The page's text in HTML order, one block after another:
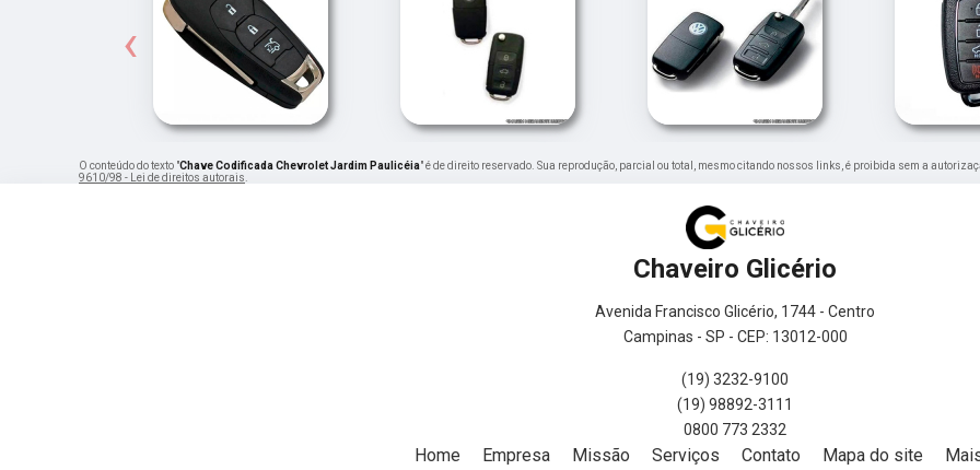
‹
O conteúdo do texto "Chave Codificada Chevrolet Jardim Paulicéia" é de direito reservado. Sua reprodução, parcial ou total, mesmo citando nossos links, é proibida sem a
9610/98 - Lei de direitos autorais.
Chaveiro Glicério
Avenida Francisco Glicério, 1744 - Centro
Campinas - SP - CEP: 13012-000
(19) 3232-9100
(19) 98892-3111
0800 773 2332
Home Empresa Missão Serviços Contato Mapa do site